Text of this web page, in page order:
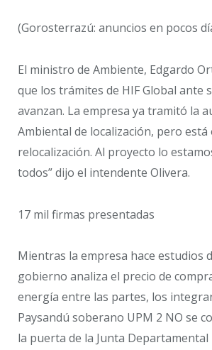
(Gorosterrazú: anuncios en pocos
El ministro de Ambiente, Edgardo
que los trámites de HIF Global ante
avanzan. La empresa ya tramitó la
Ambiental de localización, pero
relocalización. Al proyecto lo
todos” dijo el intendente Olivera.
17 mil firmas presentadas
Mientras la empresa hace estudios
gobierno analiza el precio de
energía entre las partes, los
Paysandú soberano UPM 2 NO se
la puerta de la Junta